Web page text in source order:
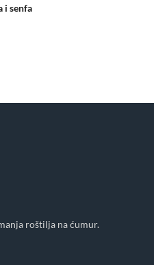
i senfa
roštilja na ćumur.